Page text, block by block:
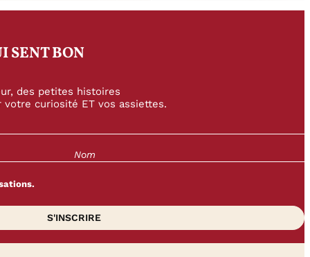
SENT BON
des petites histoires
curiosité ET vos assiettes.